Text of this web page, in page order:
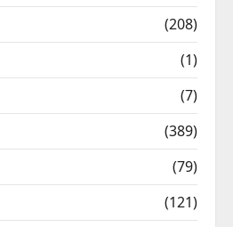
(208)
(1)
(7)
(389)
(79)
(121)